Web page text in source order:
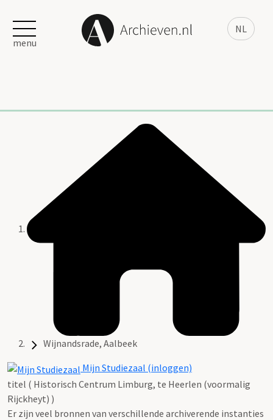
NL
menu
Wijnandsrade, Aalbeek
Mijn Studiezaal (inloggen)
titel ( Historisch Centrum Limburg, te Heerlen (voormalig
Rijckheyt) )
Er zijn veel bronnen van verschillende archiverende instanties